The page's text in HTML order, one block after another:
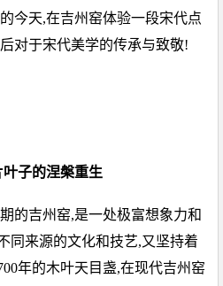
今天,在吉州窑体验一段宋代点
对于宋代美学的传承与致敬!
子的涅槃重生
的吉州窑,是一处极富想象力和
同来源的文化和技艺,又坚持着
年的木叶天目盏,在现代吉州窑